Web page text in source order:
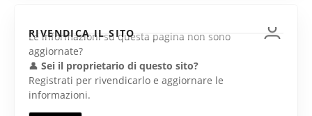
RIVENDICA IL SITO
Le informazioni su questa pagina non sono
aggiornate?
👤 Sei il proprietario di questo sito?
Registrati per rivendicarlo e aggiornare le
informazioni.